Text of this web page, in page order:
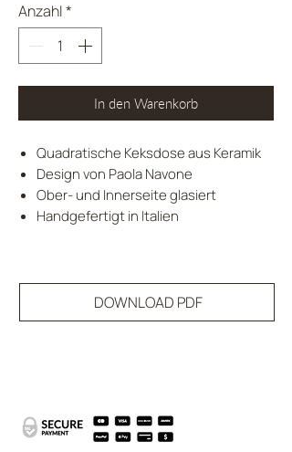
Anzahl*
In den Warenkorb
Quadratische Keksdose aus Keramik
Design von Paola Navone
Ober- und Innerseite glasiert
Handgefertigt in Italien
DOWNLOAD PDF